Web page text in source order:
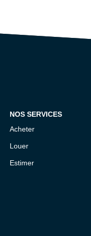
NOS SERVICES
Acheter
Louer
Estimer